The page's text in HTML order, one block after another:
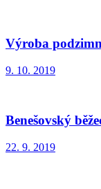
Výroba
9. 10. 2019
Benešovský
22. 9. 2019